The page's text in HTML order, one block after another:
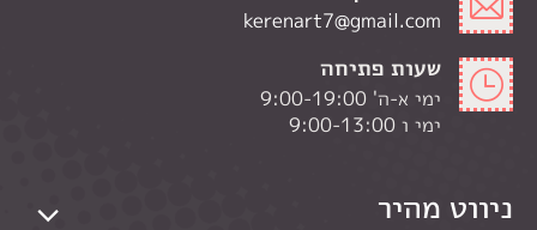
kerenart7@gmail.com
שעות פתיחה
ימי א-ה' 9:00-19:00
ימי ו 9:00-13:00
ניווט מהיר